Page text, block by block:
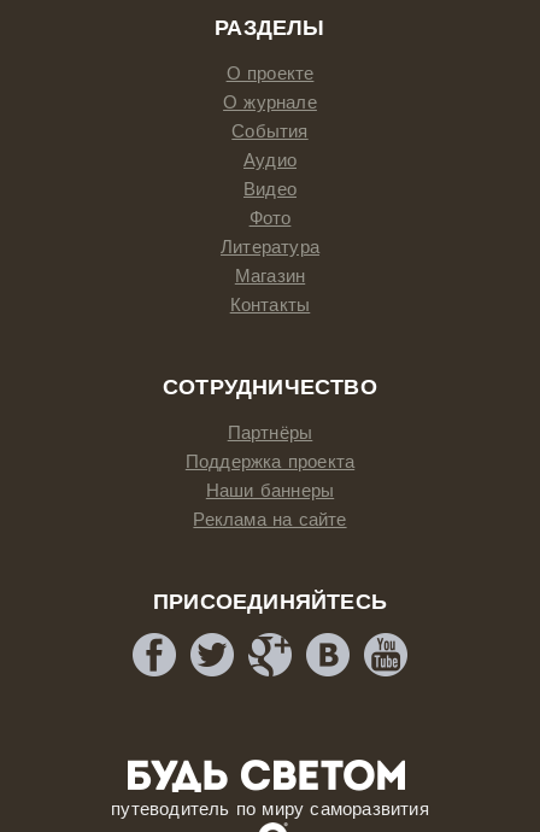
РАЗДЕЛЫ
О проекте
О журнале
События
Аудио
Видео
Фото
Литература
Магазин
Контакты
СОТРУДНИЧЕСТВО
Партнёры
Поддержка проекта
Наши баннеры
Реклама на сайте
ПРИСОЕДИНЯЙТЕСЬ
путеводитель по миру саморазвития